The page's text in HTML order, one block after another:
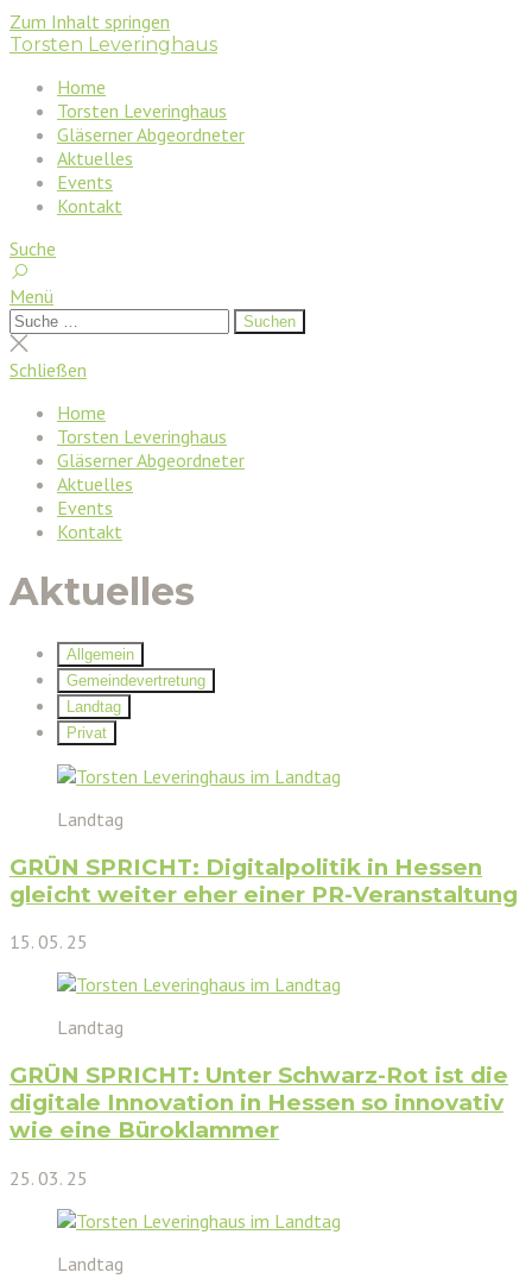
Zum Inhalt springen
Torsten Leveringhaus
Home
Torsten Leveringhaus
Gläserner Abgeordneter
Aktuelles
Events
Kontakt
Suche
Menü
Suchen
nach:
Suchen
Suche
schließen
Schließen
Home
Torsten Leveringhaus
Gläserner Abgeordneter
Aktuelles
Events
Kontakt
Aktuelles
Allgemein
Gemeindevertretung
Landtag
Privat
Landtag
GRÜN SPRICHT: Digitalpolitik in Hessen
gleicht weiter eher einer PR-Veranstaltung
15. 05. 25
Landtag
GRÜN SPRICHT: Unter Schwarz-Rot ist die
digitale Innovation in Hessen so innovativ
wie eine Büroklammer
25. 03. 25
Landtag